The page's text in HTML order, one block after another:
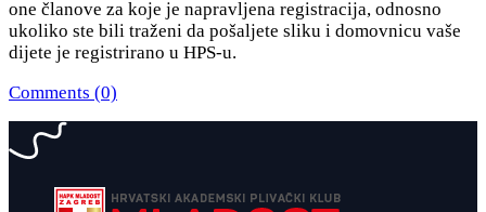
one članove za koje je napravljena registracija, odnosno
ukoliko ste bili traženi da pošaljete sliku i domovnicu vaše
dijete je registrirano u HPS-u.
Comments (0)